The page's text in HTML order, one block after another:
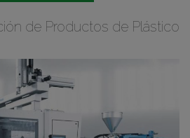
de Productos de Plástico